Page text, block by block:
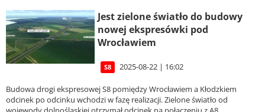
Jest zielone światło do budowy
nowej ekspresówki pod
Wrocławiem
S8 2025-08-22 | 16:02
Budowa drogi ekspresowej S8 pomiędzy Wrocławiem a Kłodzkiem
odcinek po odcinku wchodzi w fazę realizacji. Zielone światło od